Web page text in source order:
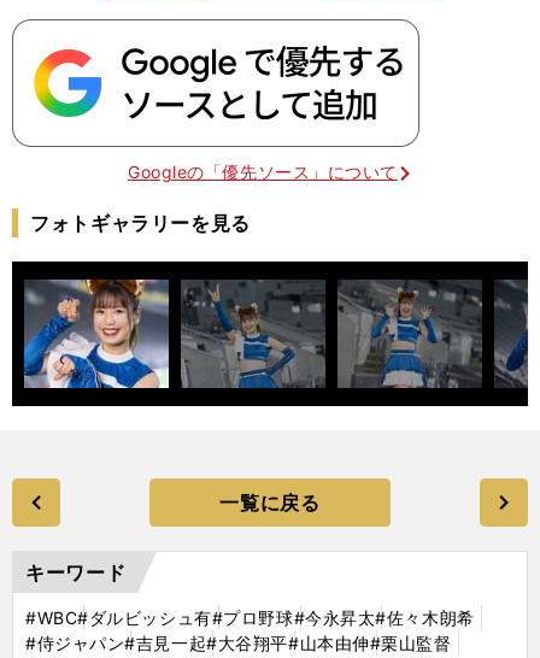
Googleの「優先ソース」について
フォトギャラリーを見る
一覧に戻る
キーワード
#WBC#ダルビッシュ有#プロ野球#今永昇太#佐々木朗希
#侍ジャパン#吉見一起#大谷翔平#山本由伸#栗山監督